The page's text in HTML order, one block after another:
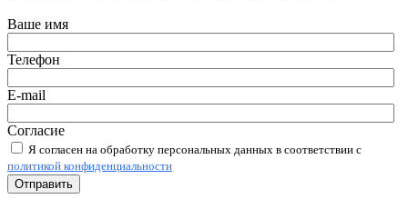
Ваше имя
Телефон
E-mail
Согласие
Я согласен на обработку персональных данных в соответствии с
политикой конфиденциальности
Отправить